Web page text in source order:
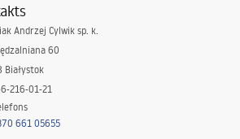
Andrzej Cylwik sp. k.
60
Białystok
216-01-21
661 05655